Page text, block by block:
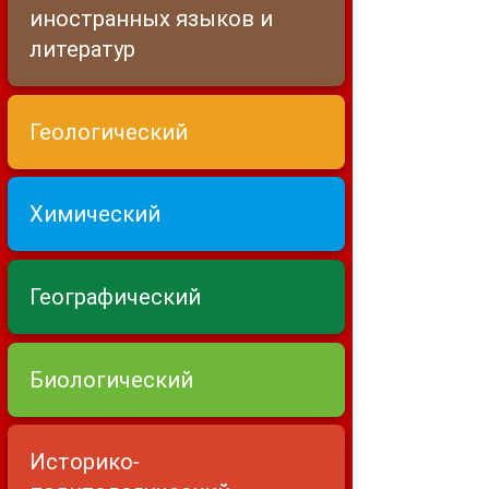
иностранных языков и
литератур
Геологический
Химический
Географический
Биологический
Историко-